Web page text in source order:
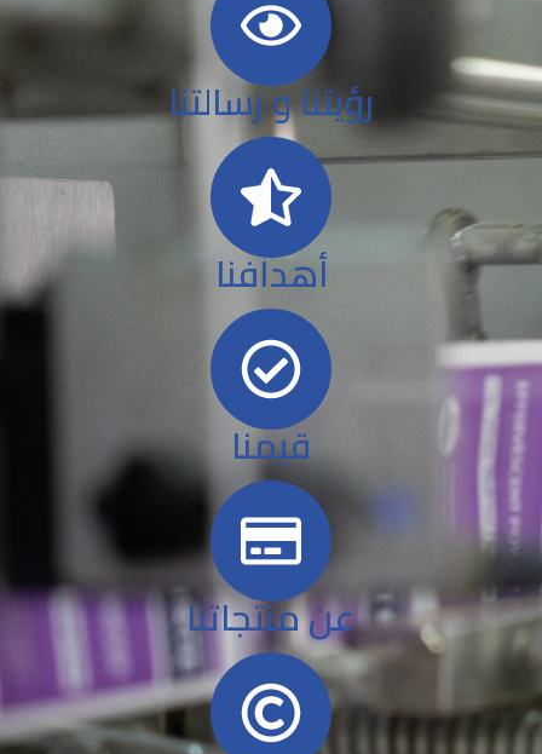
رؤيتنا و رسالتنا
أهدافنا
قيمنا
عن منتجاتنا